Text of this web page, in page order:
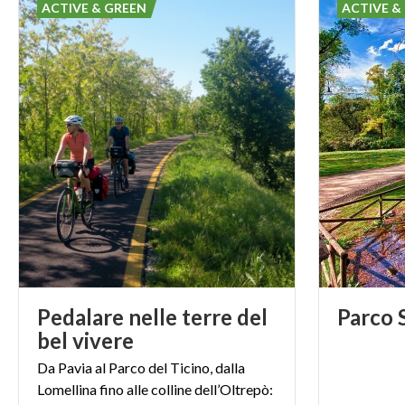
Scopri la
Durante il tuo
Experience
bresaola,
bresaola,
il perfetto
Pianifica la
Valtellina
borghi storici
approfondire
un'avventura
Pedalare nelle terre del
bel vivere
Da Pavia al Parco del Ticino, dalla
Lomellina fino alle colline dell’Oltrepò:
ACTIVE & GREEN
Parco
ACTIVE &